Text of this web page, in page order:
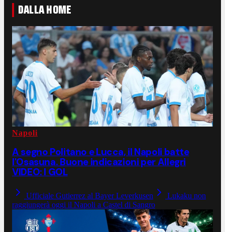
DALLA HOME
Napoli
A segno Politano e Lucca, il Napoli batte
l'Osasuna. Buone indicazioni per Allegri
VIDEO: I GOL
Ufficiale Gutierrez al Bayer Leverkusen
Lukaku non
raggiungerà oggi il Napoli a Castel di Sangro